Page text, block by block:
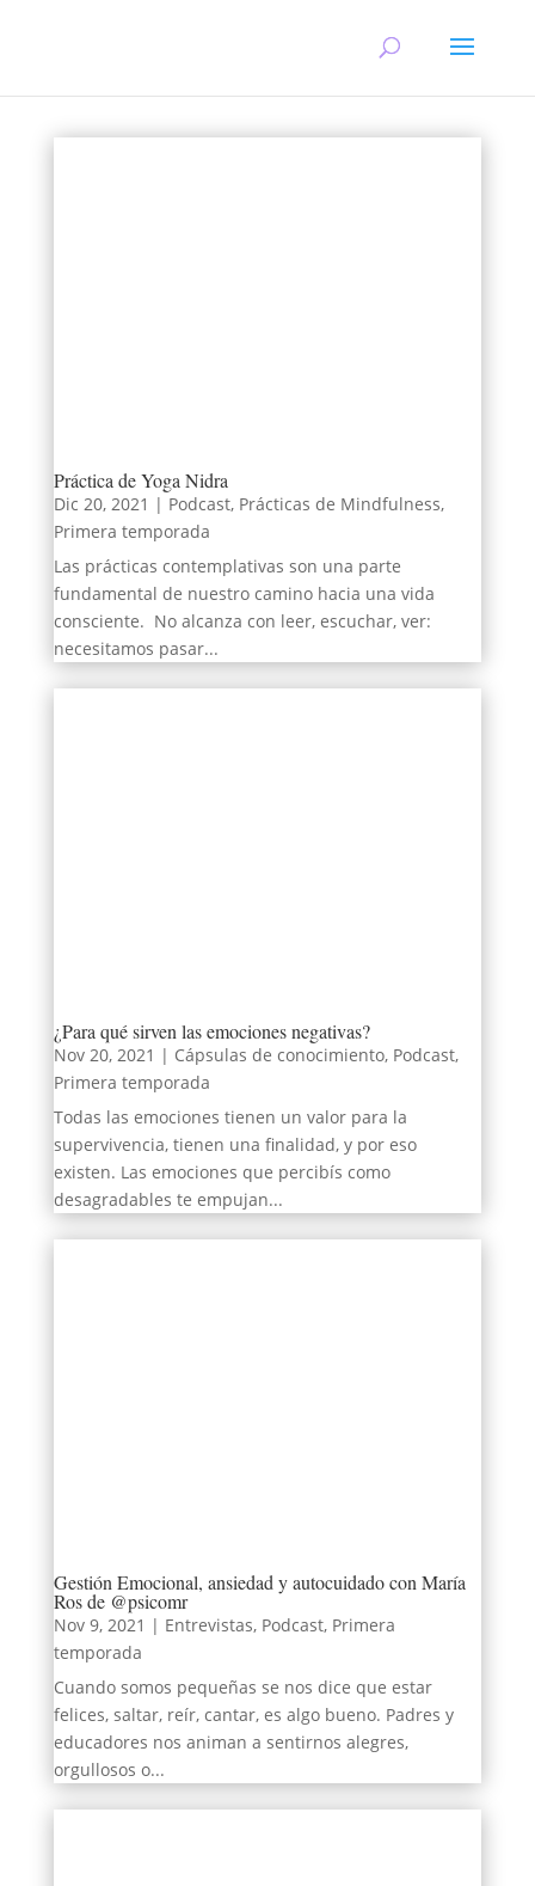
Práctica de Yoga Nidra
Dic 20, 2021 | Podcast, Prácticas de Mindfulness,
Primera temporada
Las prácticas contemplativas son una parte
fundamental de nuestro camino hacia una vida
consciente. ⁣ No alcanza con leer, escuchar, ver:
necesitamos pasar...
¿Para qué sirven las emociones negativas?
Nov 20, 2021 | Cápsulas de conocimiento, Podcast,
Primera temporada
Todas las emociones tienen un valor para la
supervivencia, tienen una finalidad, y por eso
existen.⁣⁣ Las emociones que percibís como
desagradables te empujan...
Gestión Emocional, ansiedad y autocuidado con María
Ros de @psicomr
Nov 9, 2021 | Entrevistas, Podcast, Primera
temporada
Cuando somos pequeñas se nos dice que estar
felices, saltar, reír, cantar, es algo bueno. Padres y
educadores nos animan a sentirnos alegres,
orgullosos o...